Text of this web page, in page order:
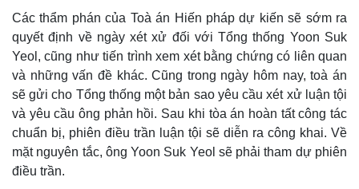
n
g
m
Các thẩm phán của Toà án Hiến pháp dự kiến sẽ sớm ra
quyết định về ngày xét xử đối với Tổng thống Yoon Suk
Yeol, cũng như tiến trình xem xét bằng chứng có liên quan
và những vấn đề khác. Cũng trong ngày hôm nay, toà án
sẽ gửi cho Tổng thống một bản sao yêu cầu xét xử luận tội
và yêu cầu ông phản hồi. Sau khi tòa án hoàn tất công tác
chuẩn bị, phiên điều trần luận tội sẽ diễn ra công khai. Về
mặt nguyên tắc, ông Yoon Suk Yeol sẽ phải tham dự phiên
điều trần.